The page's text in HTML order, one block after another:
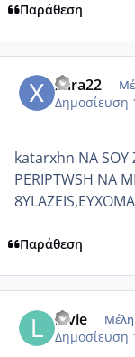
Παράθεση
xara22
Δημοσίευση
katarxhn NA SOY
PERIPTWSH NA
Παράθεση
lovie Μέλη
Δημοσίευση